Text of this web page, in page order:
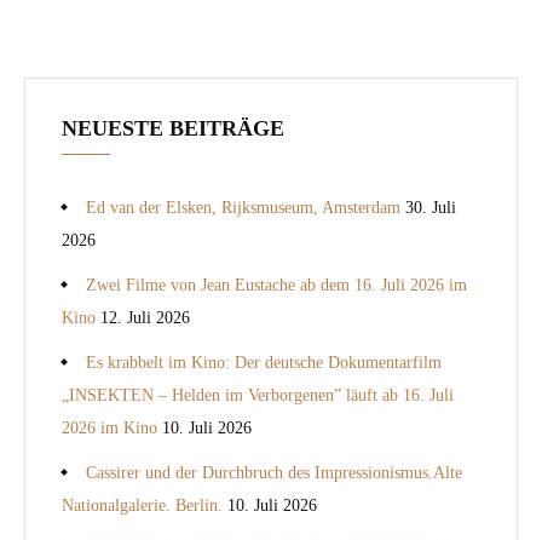
NEUESTE BEITRÄGE
Ed van der Elsken, Rijksmuseum, Amsterdam 30. Juli
2026
Zwei Filme von Jean Eustache ab dem 16. Juli 2026 im
Kino 12. Juli 2026
Es krabbelt im Kino: Der deutsche Dokumentarfilm
„INSEKTEN – Helden im Verborgenen” läuft ab 16. Juli
2026 im Kino 10. Juli 2026
Cassirer und der Durchbruch des Impressionismus.Alte
Nationalgalerie. Berlin. 10. Juli 2026